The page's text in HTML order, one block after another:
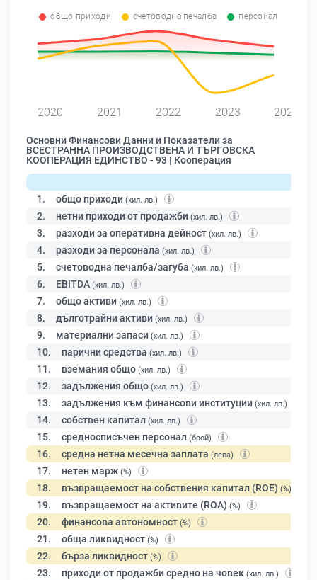
общо приходи счетоводна печалба персонал
2020 2021 2022 2023 2024
Основни Финансови Данни и Показатели за
ВСЕСТРАННА ПРОИЗВОДСТВЕНА И ТЪРГОВСКА
КООПЕРАЦИЯ ЕДИНСТВО - 93 | Кооперация
1. общо приходи (хил. лв.)
2. нетни приходи от продажби (хил. лв.)
3. разходи за оперативна дейност (хил. лв.)
4. разходи за персонала (хил. лв.)
5. счетоводна печалба/загуба (хил. лв.)
6. EBITDA (хил. лв.)
7. общо активи (хил. лв.)
8. дълготрайни активи (хил. лв.)
9. материални запаси (хил. лв.)
10. парични средства (хил. лв.)
11. вземания общо (хил. лв.)
12. задължения общо (хил. лв.)
13. задължения към финансови институции (хил. лв.)
14. собствен капитал (хил. лв.)
15. средносписъчен персонал (брой)
16. средна нетна месечна заплата (лева)
17. нетен марж (%)
18. възвращаемост на собствения капитал (ROE) (%)
19. възвращаемост на активите (ROA) (%)
20. финансова автономност (%)
21. обща ликвидност (%)
22. бърза ликвидност (%)
23. приходи от продажби средно на човек (хил. лв.)